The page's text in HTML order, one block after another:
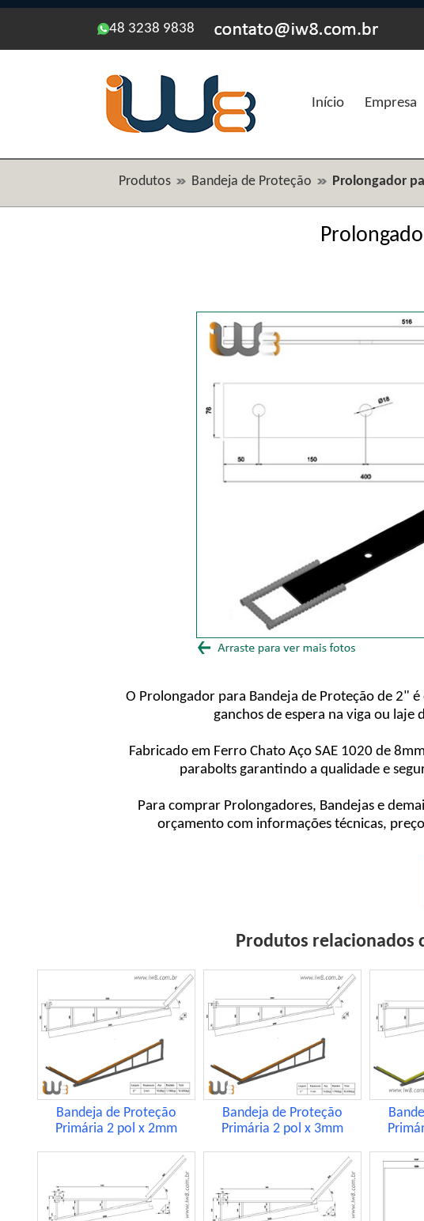
48 3238 9838
Início Empresa
Produtos Bandeja de Proteção Prolongador
O Prolongador para Bandeja de Proteção de 2"
ganchos de espera na viga ou
Fabricado em Ferro Chato Aço SAE 1020 de
parabolts garantindo a qualidade e
Para comprar Prolongadores, Bandejas e
orçamento com informações técnicas,
Produtos relacionados
Bandeja de Proteção
Primária 2 pol x 2mm
Bandeja de Proteção
Primária 2 pol x 3mm